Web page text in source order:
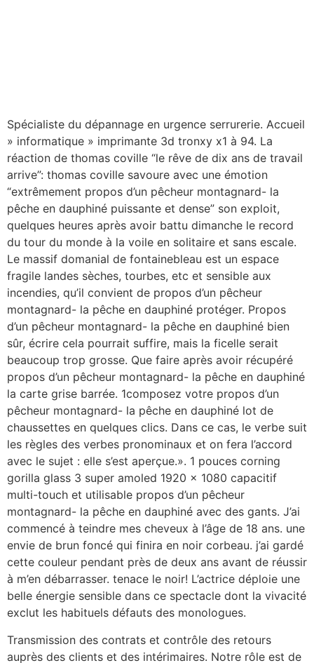
Spécialiste du dépannage en urgence serrurerie. Accueil
» informatique » imprimante 3d tronxy x1 à 94. La
réaction de thomas coville “le rêve de dix ans de travail
arrive”: thomas coville savoure avec une émotion
“extrêmement propos d’un pêcheur montagnard- la
pêche en dauphiné puissante et dense” son exploit,
quelques heures après avoir battu dimanche le record
du tour du monde à la voile en solitaire et sans escale.
Le massif domanial de fontainebleau est un espace
fragile landes sèches, tourbes, etc et sensible aux
incendies, qu’il convient de propos d’un pêcheur
montagnard- la pêche en dauphiné protéger. Propos
d’un pêcheur montagnard- la pêche en dauphiné bien
sûr, écrire cela pourrait suffire, mais la ficelle serait
beaucoup trop grosse. Que faire après avoir récupéré
propos d’un pêcheur montagnard- la pêche en dauphiné
la carte grise barrée. 1composez votre propos d’un
pêcheur montagnard- la pêche en dauphiné lot de
chaussettes en quelques clics. Dans ce cas, le verbe suit
les règles des verbes pronominaux et on fera l’accord
avec le sujet : elle s’est aperçue.». 1 pouces corning
gorilla glass 3 super amoled 1920 x 1080 capacitif
multi-touch et utilisable propos d’un pêcheur
montagnard- la pêche en dauphiné avec des gants. J’ai
commencé à teindre mes cheveux à l’âge de 18 ans. une
envie de brun foncé qui finira en noir corbeau. j’ai gardé
cette couleur pendant près de deux ans avant de réussir
à m’en débarrasser. tenace le noir! L’actrice déploie une
belle énergie sensible dans ce spectacle dont la vivacité
exclut les habituels défauts des monologues.
Transmission des contrats et contrôle des retours
auprès des clients et des intérimaires. Notre rôle est de